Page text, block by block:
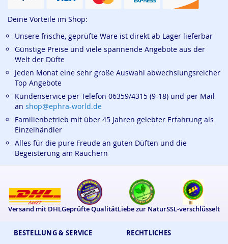
BESTELLUNG & SERVICE RECHTLICHES
Deine Vorteile im Shop:
Unsere frische, geprüfte Ware ist direkt ab Lager lieferbar
Günstige Preise und viele spannende Angebote aus der
Welt der Düfte
Jeden Monat eine sehr große Auswahl abwechslungsreicher
Top Angebote
Kundenservice per Telefon 06359/4315 (9-18) und per Mail
an shop@ephra-world.de
Familienbetrieb mit über 45 Jahren gelebter Erfahrung als
Einzelhändler
Alles für die pure Freude an guten Düften und die
Begeisterung am Räuchern
Versand mit DHLGeprüfte QualitätLiebe zur NaturSSL-verschlüsselt